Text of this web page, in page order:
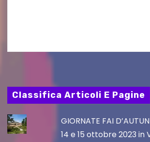
Classifica Articoli E Pagine
GIORNATE FAI
14 e 15 ottobre 2023